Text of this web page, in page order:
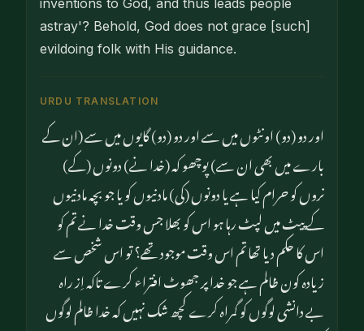
inventions to God, and thus leads people
astray'? Behold, God does not grace [such]
evildoing folk with His guidance.
URDU TRANSLATION
اور دو (دو) اونٹوں میں سے اور دو (دو) گایوں میں سے (ان کے
بارے میں بھی ان سے) پوچھو کہ (خدا نے) دونوں (کے)
نروں کو حرام کیا ہے یا دونوں (کی) مادنیوں کو یا جو بچہ مادنیوں
کے پیٹ میں لپٹ رہا ہو اس کو بھلا جس وقت خدا نے تم کو
اس کا حکم دیا تھا تم اس وقت موجود تھے؟ تو اس شخص سے
زیادہ کون ظالم ہے جو خدا پر جھوٹ افتراء کرے تاکہ اِز راہ
بے دانشی لوگوں کو گمراہ کرے کچھ شک نہیں کہ خدا ظالم لوگوں